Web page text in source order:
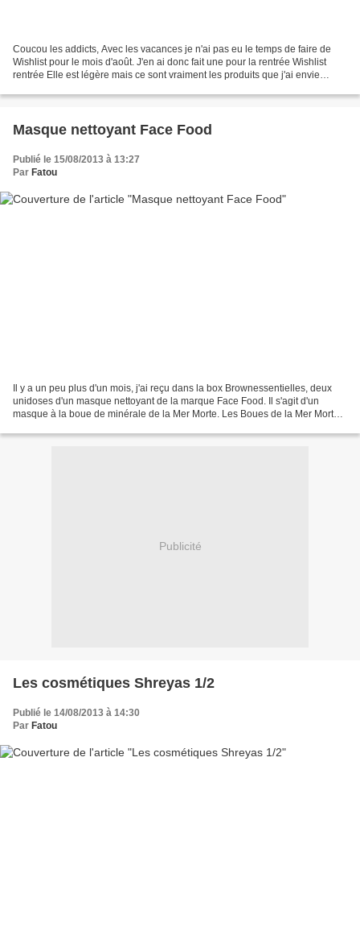
Coucou les addicts, Avec les vacances je n'ai pas eu le temps de faire de
Wishlist pour le mois d'août. J'en ai donc fait une pour la rentrée Wishlist
rentrée Elle est légère mais ce sont vraiment les produits que j'ai envie
Masque nettoyant Face Food
Publié le 15/08/2013 à 13:27
Par Fatou
Il y a un peu plus d'un mois, j'ai reçu dans la box Brownessentielles, deux
unidoses d'un masque nettoyant de la marque Face Food. Il s'agit d'un
masque à la boue de minérale de la Mer Morte. Les Boues de la Mer Morte
Publicité
Les cosmétiques Shreyas 1/2
Publié le 14/08/2013 à 14:30
Par Fatou